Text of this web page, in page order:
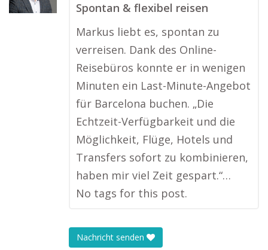
Spontan & flexibel reisen
Markus liebt es, spontan zu
verreisen. Dank des Online-
Reisebüros konnte er in wenigen
Minuten ein Last-Minute-Angebot
für Barcelona buchen. „Die
Echtzeit-Verfügbarkeit und die
Möglichkeit, Flüge, Hotels und
Transfers sofort zu kombinieren,
haben mir viel Zeit gespart.“…
No tags for this post.
Nachricht senden